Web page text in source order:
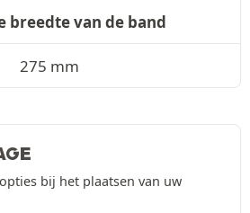
breedte van de band
275 mm
bij het plaatsen van uw